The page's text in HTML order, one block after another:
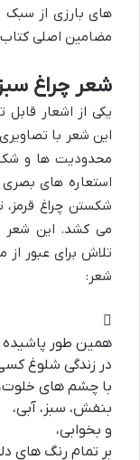
های بارزی از سبک
مضامین اصلی کتاب
شعر چراغ
یکی از اشعار
این شعر با
محدودیت ها و
استعاره های
شکستن چراغ قرمز،
می کشد. این شعر
تلاش برای عبور از
شعر:
همین طور
در زندگی شلوغ
با چشم های
بنفش، سبز، آبی،
و بخوابی،
بر تمام رنگ های